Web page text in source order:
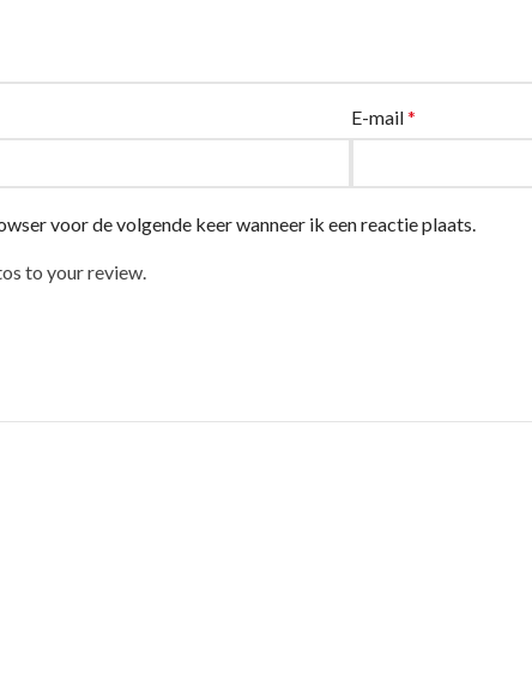
E-mail*
voor de volgende keer wanneer ik een reactie plaats.
to your review.